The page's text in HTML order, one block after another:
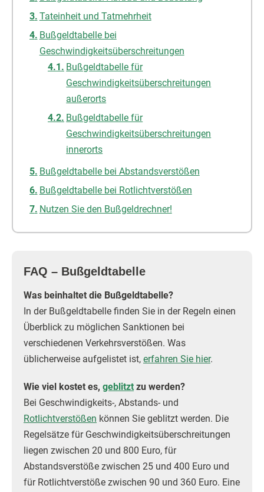
Tateinheit und Tatmehrheit
Bußgeldtabelle bei
Geschwindigkeitsüberschreitungen
Bußgeldtabelle für
Geschwindigkeitsüberschreitungen
außerorts
Bußgeldtabelle für
Geschwindigkeitsüberschreitungen
innerorts
Bußgeldtabelle bei Abstandsverstößen
Bußgeldtabelle bei Rotlichtverstößen
Nutzen Sie den Bußgeldrechner!
FAQ – Bußgeldtabelle
Was beinhaltet die Bußgeldtabelle?
In der Bußgeldtabelle finden Sie in der Regeln einen
Überblick zu möglichen Sanktionen bei
verschiedenen Verkehrsverstößen. Was
üblicherweise aufgelistet ist, erfahren Sie hier.
Wie viel kostet es, geblitzt zu werden?
Bei Geschwindigkeits-, Abstands- und
Rotlichtverstößen können Sie geblitzt werden. Die
Regelsätze für Geschwindigkeitsüberschreitungen
liegen zwischen 20 und 800 Euro, für
Abstandsverstöße zwischen 25 und 400 Euro und
für Rotlichtverstöße zwischen 90 und 360 Euro. Eine